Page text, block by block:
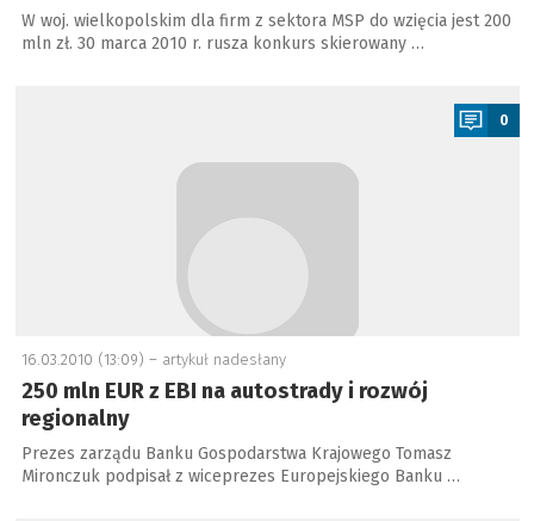
W woj. wielkopolskim dla firm z sektora MSP do wzięcia jest 200
mln zł. 30 marca 2010 r. rusza konkurs skierowany …
0
16.03.2010 (13:09) – artykuł nadesłany
250 mln EUR z EBI na autostrady i rozwój
regionalny
Prezes zarządu Banku Gospodarstwa Krajowego Tomasz
Mironczuk podpisał z wiceprezes Europejskiego Banku …